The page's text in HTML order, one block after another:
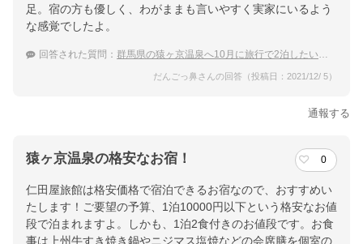
足。宿の方も優しく、わがままも言いやすく実家にいるよう
な感覚でしたよ。
回答された質問： 群馬県の猿ヶ京温泉へ10月に旅行で2泊したいです。1泊10,000円以下のおすすめを教えて！
だんごっ鼻さんの回答（投稿日：2021/12/ 5）
通報する
猿ヶ京温泉の格安なお宿！ 0
仁田屋旅館は格安価格で宿泊できるお宿なので、おすすめい
たします！ご要望の予算、1泊10000円以下という格安なお値
段で泊まれますよ。しかも、1泊2食付きのお値段です。お食
事は上州牛すき焼き鍋やニジマス塩焼などの会席膳を個室の